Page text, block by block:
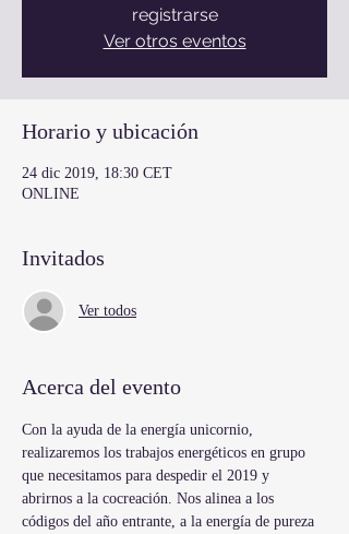
registrarse
Ver otros eventos
Horario y ubicación
24 dic 2019, 18:30 CET
ONLINE
Invitados
Ver todos
Acerca del evento
Con la ayuda de la energía unicornio,
realizaremos los trabajos energéticos en grupo
que necesitamos para despedir el 2019 y
abrirnos a la cocreación. Nos alinea a los
códigos del año entrante, a la energía de pureza